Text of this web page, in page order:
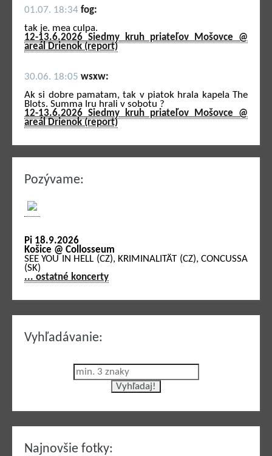
01.07. 18:34 fog:
tak je. mea culpa.
12-13.6.2026 Siedmy kruh priateľov Mošovce @
areál Drienok (report)
30.06. 18:05 wsxw:
Ak si dobre pamatam, tak v piatok hrala kapela The
Blots. Summa Iru hrali v sobotu ?
12-13.6.2026 Siedmy kruh priateľov Mošovce @
areál Drienok (report)
Pozývame:
Pi 18.9.2026
Košice @ Collosseum
SEE YOU IN HELL (CZ), KRIMINALITÄT (CZ), CONCUSSA
(SK)
... ostatné koncerty
Vyhľadávanie:
Najnovšie fotky: